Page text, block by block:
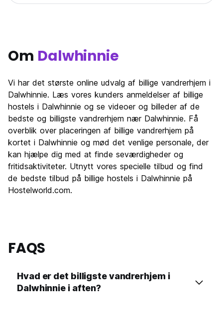
Om Dalwhinnie
Vi har det største online udvalg af billige vandrerhjem i
Dalwhinnie. Læs vores kunders anmeldelser af billige
hostels i Dalwhinnie og se videoer og billeder af de
bedste og billigste vandrerhjem nær Dalwhinnie. Få
overblik over placeringen af billige vandrerhjem på
kortet i Dalwhinnie og mød det venlige personale, der
kan hjælpe dig med at finde seværdigheder og
fritidsaktiviteter. Utnytt vores specielle tilbud og find
de bedste tilbud på billige hostels i Dalwhinnie på
Hostelworld.com.
FAQS
Hvad er det billigste vandrerhjem i
Dalwhinnie i aften?